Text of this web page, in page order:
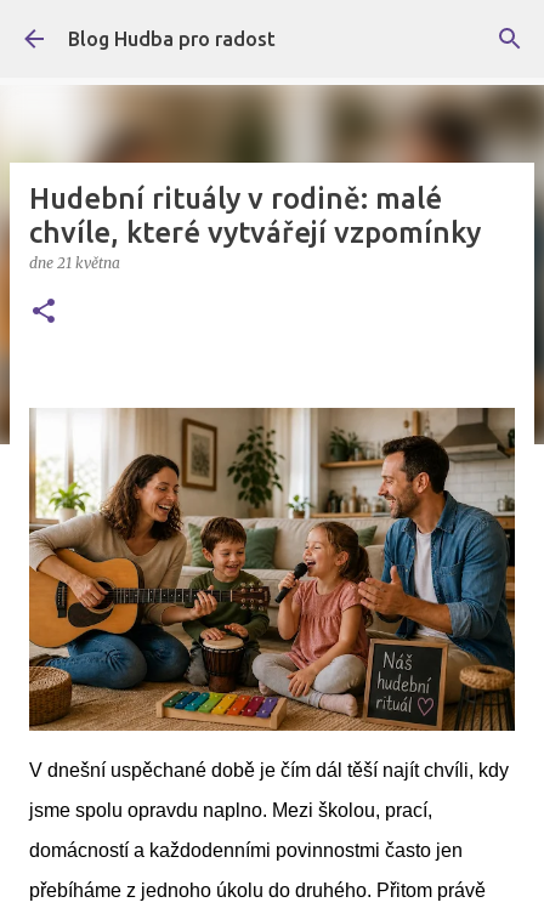
Přeskočit na hlavní obsah
Blog Hudba pro radost
Hudební rituály v rodině: malé
chvíle, které vytvářejí vzpomínky
dne 21 května
V dnešní uspěchané době je čím dál těší najít chvíli, kdy
jsme spolu opravdu naplno. Mezi školou, prací,
domácností a každodenními povinnostmi často jen
přebíháme z jednoho úkolu do druhého. Přitom právě